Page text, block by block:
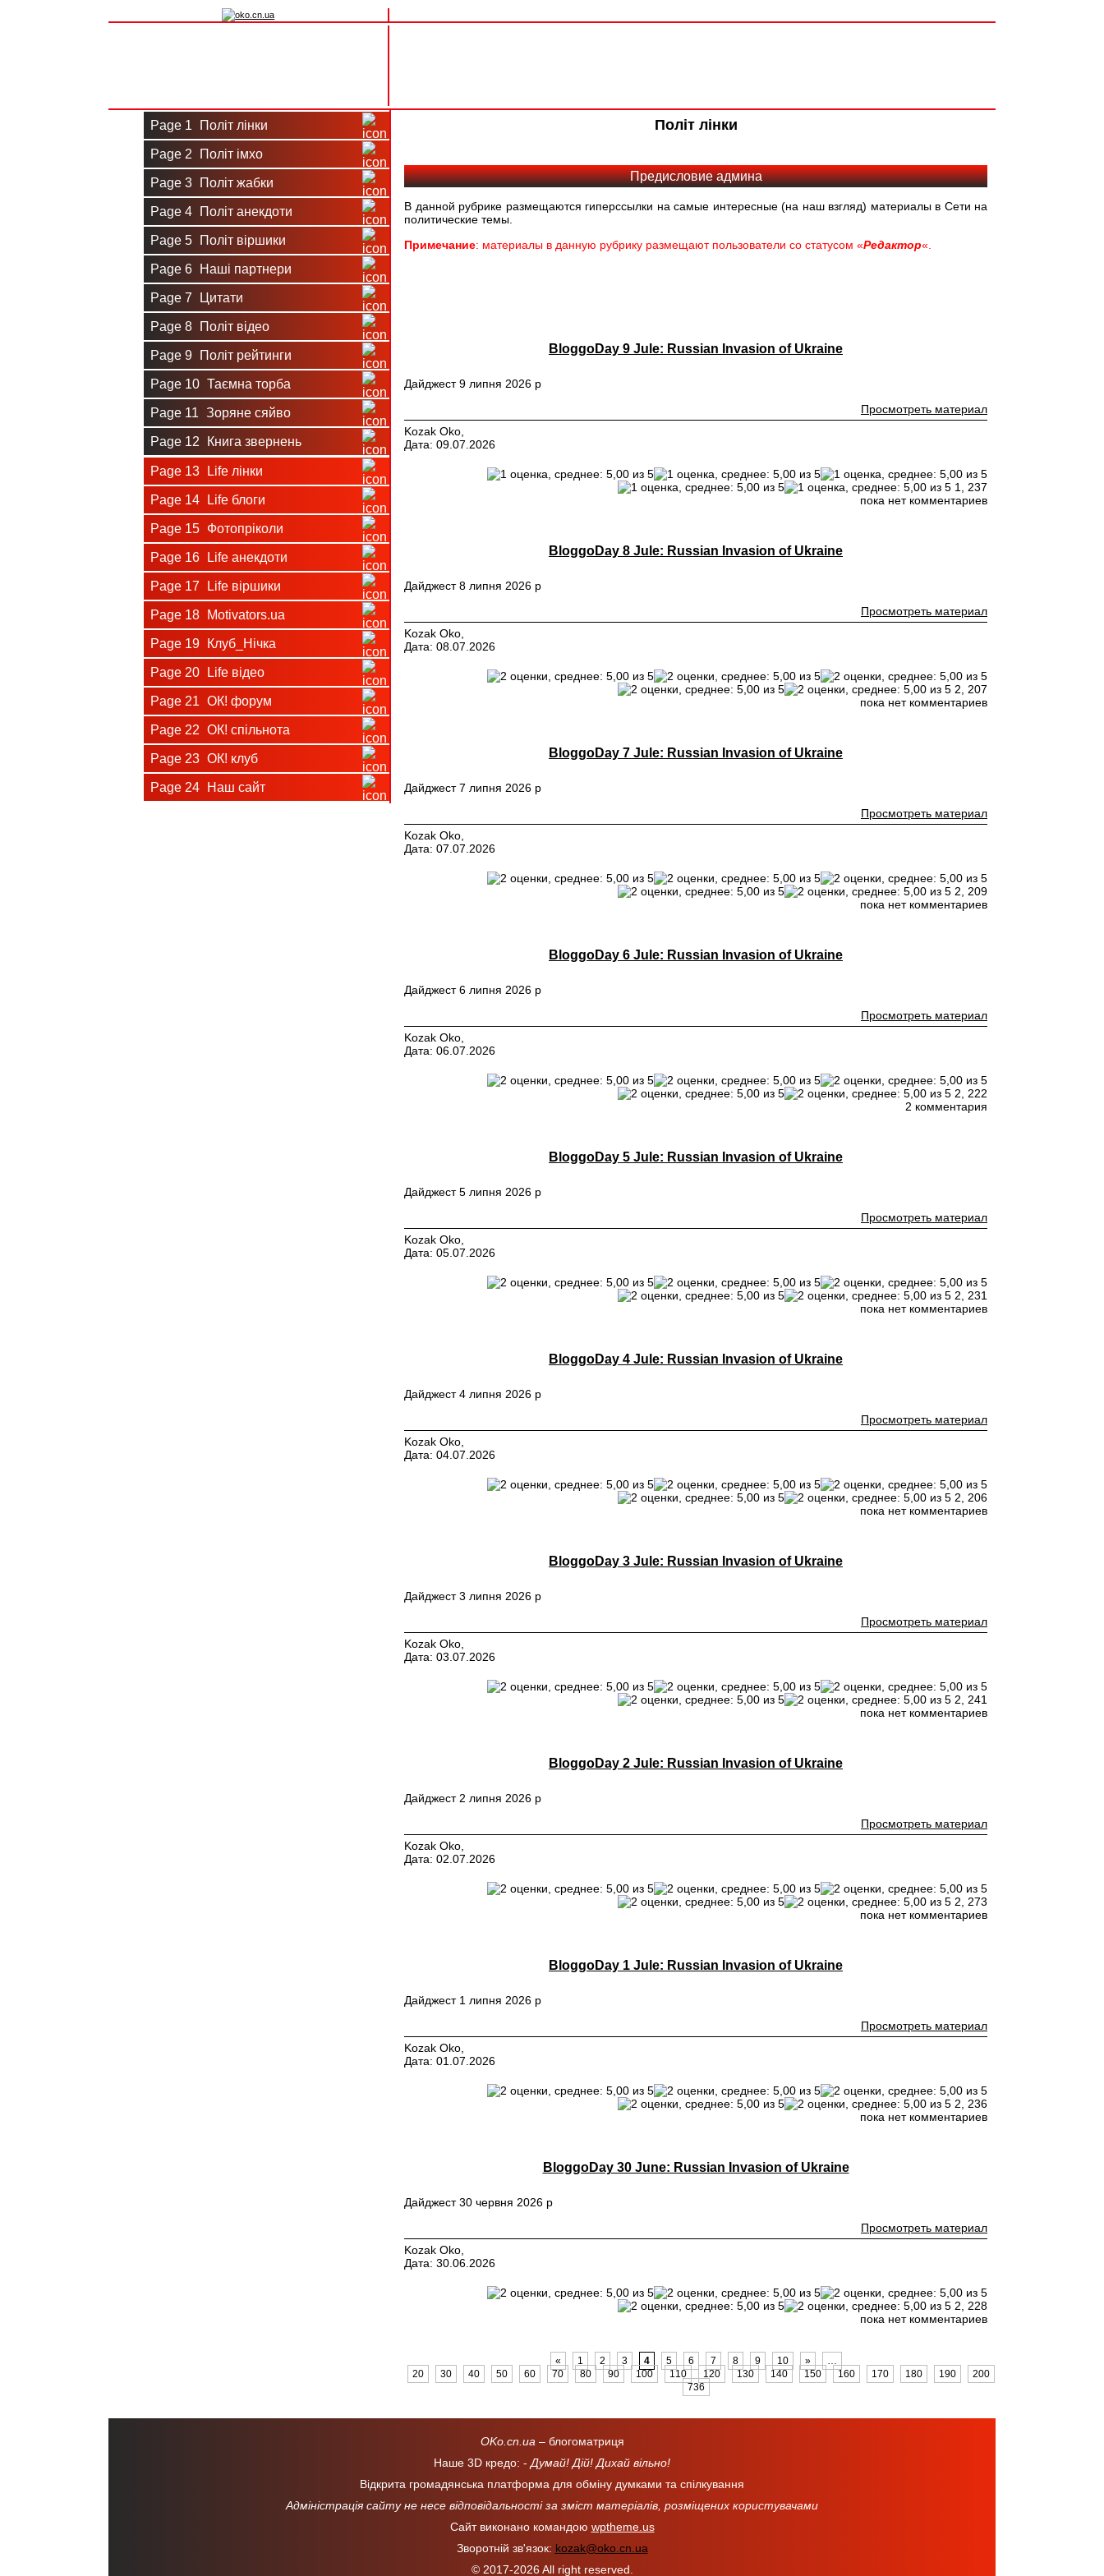
Page 1 Політ лінки
Page 2 Політ імхо
Page 3 Політ жабки
Page 4 Політ анекдоти
Page 5 Політ віршики
Page 6 Наші партнери
Page 7 Цитати
Page 8 Політ відео
Page 9 Політ рейтинги
Page 10 Таємна торба
Page 11 Зоряне сяйво
Page 12 Книга звернень
Page 13 Life лінки
Page 14 Life блоги
Page 15 Фотопріколи
Page 16 Life анекдоти
Page 17 Life віршики
Page 18 Motivators.ua
Page 19 Клуб_Нічка
Page 20 Life відео
Page 21 ОК! форум
Page 22 ОК! спільнота
Page 23 ОК! клуб
Page 24 Наш сайт
Політ лінки
Предисловие админа
В данной рубрике размещаются гиперссылки на самые интересные (на наш взгляд) материалы в Сети на
политические темы.
Примечание: материалы в данную рубрику размещают пользователи со статусом «Редактор«.
BloggoDay 9 Jule: Russian Invasion of Ukraine
Дайджест 9 липня 2026 р
Просмотреть материал
Kozak Oko,
Дата: 09.07.2026
1, 237
пока нет комментариев
BloggoDay 8 Jule: Russian Invasion of Ukraine
Дайджест 8 липня 2026 р
Просмотреть материал
Kozak Oko,
Дата: 08.07.2026
2, 207
пока нет комментариев
BloggoDay 7 Jule: Russian Invasion of Ukraine
Дайджест 7 липня 2026 р
Просмотреть материал
Kozak Oko,
Дата: 07.07.2026
2, 209
пока нет комментариев
BloggoDay 6 Jule: Russian Invasion of Ukraine
Дайджест 6 липня 2026 р
Просмотреть материал
Kozak Oko,
Дата: 06.07.2026
2, 222
2 комментария
BloggoDay 5 Jule: Russian Invasion of Ukraine
Дайджест 5 липня 2026 р
Просмотреть материал
Kozak Oko,
Дата: 05.07.2026
2, 231
пока нет комментариев
BloggoDay 4 Jule: Russian Invasion of Ukraine
Дайджест 4 липня 2026 р
Просмотреть материал
Kozak Oko,
Дата: 04.07.2026
2, 206
пока нет комментариев
BloggoDay 3 Jule: Russian Invasion of Ukraine
Дайджест 3 липня 2026 р
Просмотреть материал
Kozak Oko,
Дата: 03.07.2026
2, 241
пока нет комментариев
BloggoDay 2 Jule: Russian Invasion of Ukraine
Дайджест 2 липня 2026 р
Просмотреть материал
Kozak Oko,
Дата: 02.07.2026
2, 273
пока нет комментариев
BloggoDay 1 Jule: Russian Invasion of Ukraine
Дайджест 1 липня 2026 р
Просмотреть материал
Kozak Oko,
Дата: 01.07.2026
2, 236
пока нет комментариев
BloggoDay 30 June: Russian Invasion of Ukraine
Дайджест 30 червня 2026 р
Просмотреть материал
Kozak Oko,
Дата: 30.06.2026
2, 228
пока нет комментариев
« 1 2 3 4 5 6 7 8 9 10 »
…
20
30 40 50 60 70 80 90 100 110 120 130 140 150 160 170 180 190 200
736
OKo.cn.ua – блогоматриця
Наше 3D кредо: - Думай! Дій! Дихай вільно!
Відкрита громадянська платформа для обміну думками та спілкування
Адміністрація сайту не несе відповідальності за зміст матеріалів, розміщених користувачами
Сайт виконано командою wptheme.us
Зворотній зв'язок: kozak@oko.cn.ua
© 2017-2026 All right reserved.